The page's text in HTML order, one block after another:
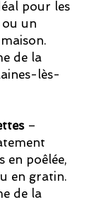
pour les
ou un
de la
lès-
–
en poêlée,
en gratin.
de la